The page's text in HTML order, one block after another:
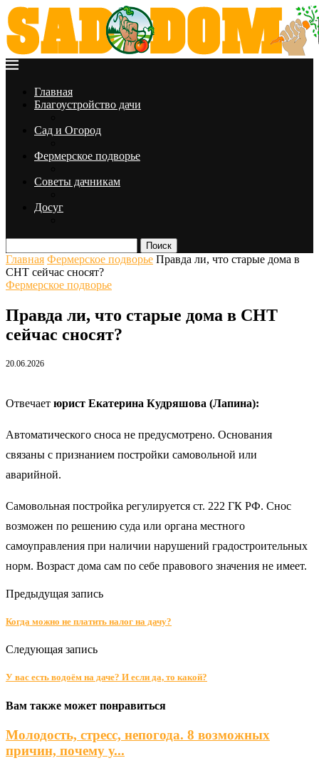
Главная
Благоустройство дачи
Сад и Огород
Фермерское подворье
Советы дачникам
Досуг
Поиск
Главная Фермерское подворье Правда ли, что старые дома в
СНТ сейчас сносят?
Фермерское подворье
Правда ли, что старые дома в СНТ
сейчас сносят?
20.06.2026
Отвечает юрист Екатерина Кудряшова (Лапина):
Автоматического сноса не предусмотрено. Основания
связаны с признанием постройки самовольной или
аварийной.
Самовольная постройка регулируется ст. 222 ГК РФ. Снос
возможен по решению суда или органа местного
самоуправления при наличии нарушений градостроительных
норм. Возраст дома сам по себе правового значения не имеет.
Предыдущая запись
Когда можно не платить налог на дачу?
Следующая запись
У вас есть водоём на даче? И если да, то какой?
Вам также может понравиться
Молодость, стресс, непогода. 8 возможных
причин, почему у...